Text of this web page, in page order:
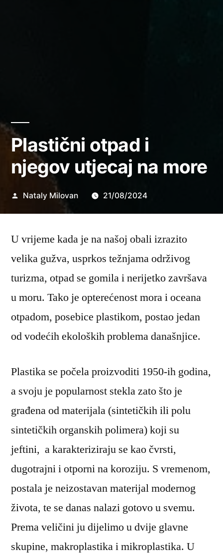
Plastični otpad i
njegov utjecaj na more
Objavio
Nataly Milovan 21/08/2024
U vrijeme kada je na našoj obali izrazito
velika gužva, usprkos težnjama održivog
turizma, otpad se gomila i nerijetko završava
u moru. Tako je opterećenost mora i oceana
otpadom, posebice plastikom, postao jedan
od vodećih ekoloških problema današnjice.
Plastika se počela proizvoditi 1950-ih godina,
a svoju je popularnost stekla zato što je
građena od materijala (sintetičkih ili polu
sintetičkih organskih polimera) koji su
jeftini, a karakteriziraju se kao čvrsti,
dugotrajni i otporni na koroziju. S vremenom,
postala je neizostavan materijal modernog
života, te se danas nalazi gotovo u svemu.
Prema veličini ju dijelimo u dvije glavne
skupine, makroplastika i mikroplastika. U